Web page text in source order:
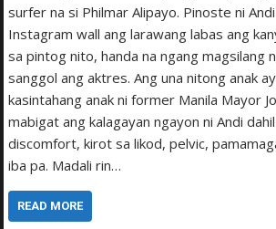
surfer na si Philmar Alipayo. Pinoste ni
Instagram wall ang larawang labas ang
sa pintog nito, handa na ngang magsilang
sanggol ang aktres. Ang una nitong anak
kasintahang anak ni former Manila Mayor
mabigat ang kalagayan ngayon ni Andi
discomfort, kirot sa likod, pelvic,
iba pa. Madali rin…
READ MORE